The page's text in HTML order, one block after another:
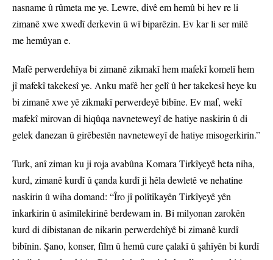
nasname û rûmeta me ye. Lewre, divê em hemû bi hev re li
zimanê xwe xwedî derkevin û wî biparêzin. Ev kar li ser milê
me hemûyan e.
Mafê perwerdehîya bi zimanê zikmakî hem mafekî komelî hem
jî mafekî takekesî ye. Anku mafê her gelî û her takekesî heye ku
bi zimanê xwe yê zikmakî perwerdeyê bibîne. Ev maf, wekî
mafekî mirovan di hiqûqa navneteweyî de hatiye naskirin û di
gelek danezan û girêbestên navneteweyî de hatiye misogerkirin.”
Turk, anî ziman ku ji roja avabûna Komara Tirkîyeyê heta niha,
kurd, zimanê kurdî û çanda kurdî ji hêla dewletê ve nehatine
naskirin û wiha domand: “Îro jî polîtîkayên Tirkîyeyê yên
înkarkirin û asîmîlekirinê berdewam in. Bi milyonan zarokên
kurd di dibistanan de nikarin perwerdehîyê bi zimanê kurdî
bibînin. Şano, konser, fîlm û hemû cure çalakî û şahîyên bi kurdî